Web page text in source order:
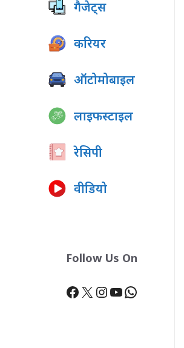
गैजेट्स
करियर
ऑटोमोबाइल
लाइफस्टाइल
रेसिपी
वीडियो
Follow Us On
Facebook
X Instagram
YouTube
WhatsApp